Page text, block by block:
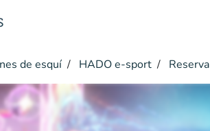
de esquí HADO e-sport Reserva